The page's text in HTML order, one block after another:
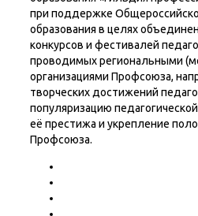
при поддержке
образования в целях
конкурсов и фестивалей
проводимых региональными
организациями Профсоюза,
творческих достижений
популяризацию
её престижа и укрепление
Профсоюза.